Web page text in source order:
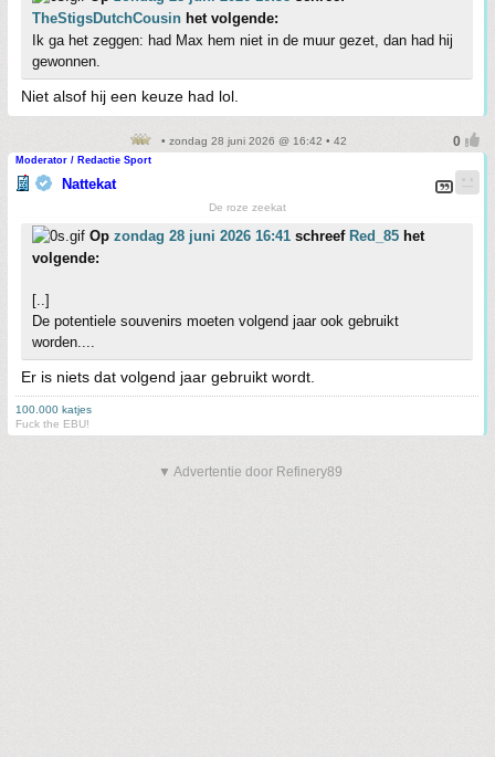
TheStigsDutchCousin het volgende:
Ik ga het zeggen: had Max hem niet in de muur gezet, dan had hij
gewonnen.
Niet alsof hij een keuze had lol.
• zondag 28 juni 2026 @ 16:42 • 42
Moderator / Redactie Sport
Nattekat
De roze zeekat
Op zondag 28 juni 2026 16:41 schreef Red_85 het
volgende:
[..]
De potentiele souvenirs moeten volgend jaar ook gebruikt
worden....
Er is niets dat volgend jaar gebruikt wordt.
100.000 katjes
Fuck the EBU!
▼ Advertentie door Refinery89